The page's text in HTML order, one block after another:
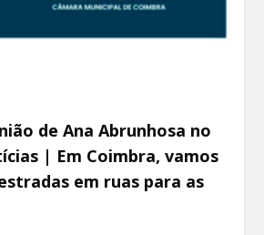
de Ana Abrunhosa no
| Em Coimbra, vamos
em ruas para as